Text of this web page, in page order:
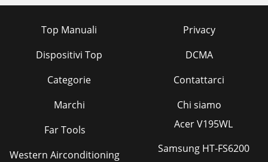
Top Manuali
Dispositivi Top
Categorie
Marchi
Privacy
DCMA
Contattarci
Chi siamo
Far Tools
Western Airconditioning
Acer V195WL
Samsung HT-FS6200